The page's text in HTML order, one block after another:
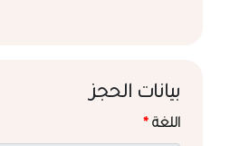
بيانات الحجز
اللغة *